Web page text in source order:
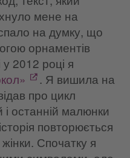
мене на
на думку, що
орнаментів
у 2012 році я
. Я вишила на
про цикл
останній малюнки
повторюється
Спочатку я